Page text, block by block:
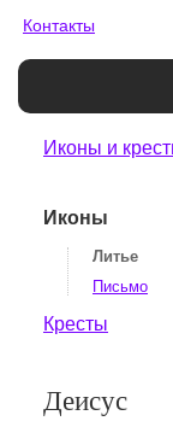
Контакты
Иконы и
Иконы
Литье
Письмо
Кресты
Деисус